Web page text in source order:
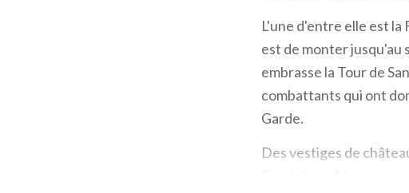
L'une d'entre elle est
est de monter jusqu'au
embrasse la Tour de
combattants qui ont
Garde.
Des vestiges de